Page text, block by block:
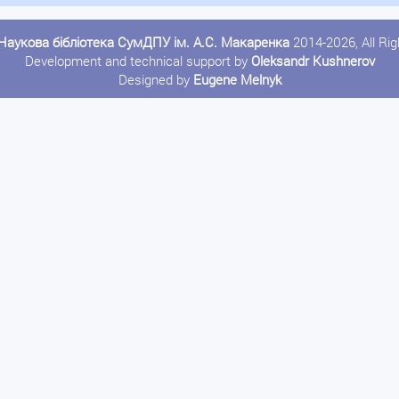
бібліотека СумДПУ ім. А.С. Макаренка 2014-2026, All
Development and technical support by Oleksandr Kushnerov
Designed by Eugene Melnyk